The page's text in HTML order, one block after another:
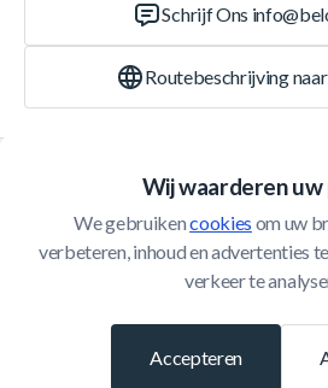
Wij waarderen uw
We gebruiken cookies om uw
verbeteren, inhoud en advertenties
verkeer te
Accepteren
Klantenservice
Schrijf Ons
Routebeschrijving